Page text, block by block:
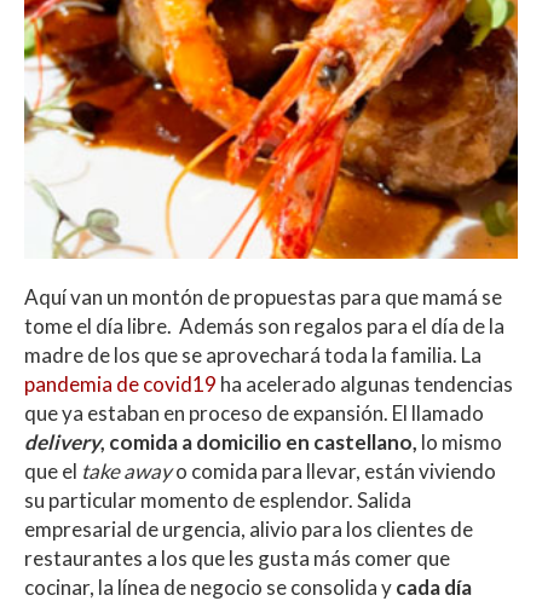
Aquí van un montón de propuestas para que mamá se
tome el día libre. Además son regalos para el día de la
madre de los que se aprovechará toda la familia. La
pandemia de covid19 ha acelerado algunas tendencias
que ya estaban en proceso de expansión. El llamado
delivery, comida a domicilio en castellano, lo mismo
que el take awayo comida para llevar, están viviendo
su particular momento de esplendor. Salida
empresarial de urgencia, alivio para los clientes de
restaurantes a los que les gusta más comer que
cocinar, la línea de negocio se consolida ycada día